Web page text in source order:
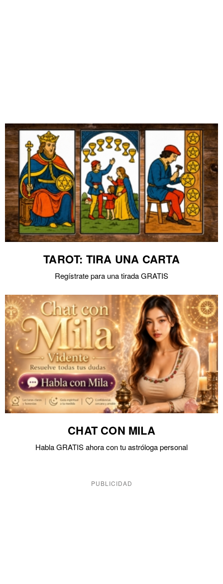
TAROT: TIRA UNA CARTA
Regístrate para una tirada GRATIS
CHAT CON MILA
Habla GRATIS ahora con tu astróloga personal